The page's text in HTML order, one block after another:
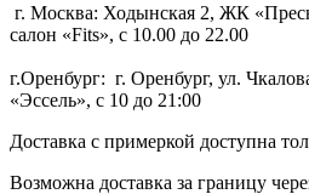
г. Москва: Ходынская 2, ЖК
салон «Fits», с 10.00 до 22.00
г.Оренбург: г. Оренбург, ул.
«Эссель», с 10 до 21:00
Доставка с примеркой доступна
Возможна доставка за границу